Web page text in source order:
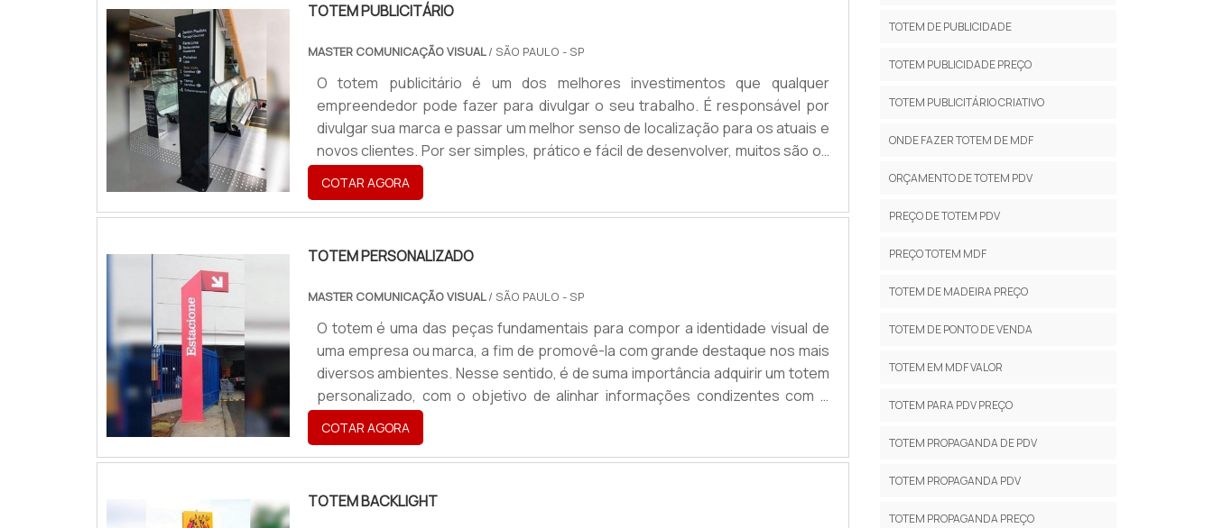
TOTEM PUBLICITÁRIO
MASTER COMUNICAÇÃO VISUAL/ SÃO PAULO - SP
O totem publicitário é um dos melhores investimentos que qualquer
empreendedor pode fazer para divulgar o seu trabalho. É responsável por
divulgar sua marca e passar um melhor senso de localização para os atuais e
novos clientes. Por ser simples, prático e fácil de desenvolver, muitos são os
negócios que optam por utilizar o totem, como uma porta de entrada para o
mundo da divulgação publicitária e maior contato com os clientes.Tipos di...
COTAR AGORA
TOTEM PERSONALIZADO
MASTER COMUNICAÇÃO VISUAL/ SÃO PAULO - SP
O totem é uma das peças fundamentais para compor a identidade visual de
uma empresa ou marca, a fim de promovê-la com grande destaque nos mais
diversos ambientes. Nesse sentido, é de suma importância adquirir um totem
personalizado, com o objetivo de alinhar informações condizentes com o
ideal, o valor e a missão de cada empresa.Como uma das soluções mais
eficazes para destacar uma empresa, marca ou um produto, o totem permite
obter gra...
COTAR AGORA
TOTEM BACKLIGHT
TOTEM DE PUBLICIDADE
TOTEM PUBLICIDADE PREÇO
TOTEM PUBLICITÁRIO CRIATIVO
ONDE FAZER TOTEM DE MDF
ORÇAMENTO DE TOTEM PDV
PREÇO DE TOTEM PDV
PREÇO TOTEM MDF
TOTEM DE MADEIRA PREÇO
TOTEM DE PONTO DE VENDA
TOTEM EM MDF VALOR
TOTEM PARA PDV PREÇO
TOTEM PROPAGANDA DE PDV
TOTEM PROPAGANDA PDV
TOTEM PROPAGANDA PREÇO